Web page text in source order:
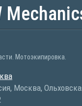
Мотоэкипировка.
Москва,